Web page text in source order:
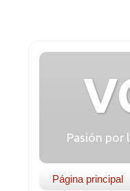
Pasión por
Página principal